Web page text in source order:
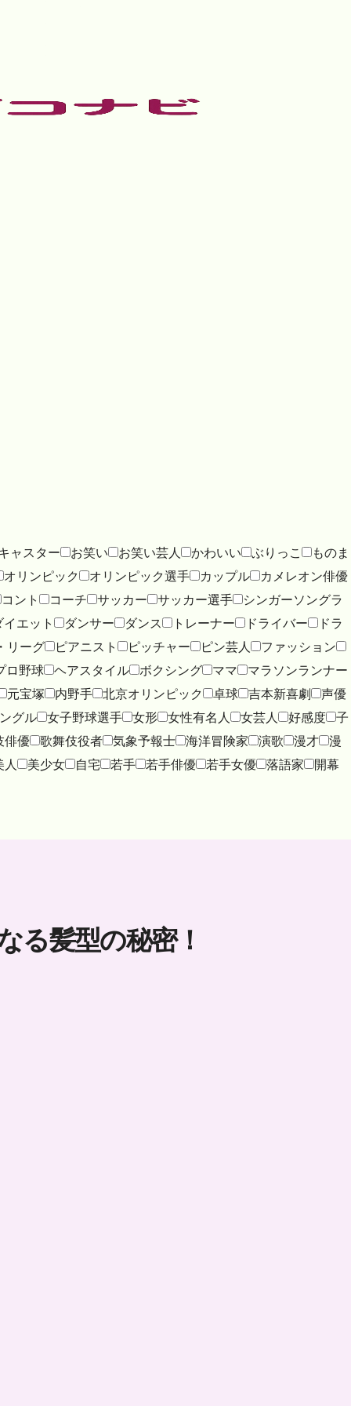
ャスター お笑い お笑い芸人 かわいい ぶりっこ
ものま
オリンピック
オリンピック選手 カップル
カメレオン俳優
コント
コーチ サッカー サッカー選手
シンガーソングラ
イエット
ダンサー ダンス トレーナー ドライバー
ドラ
リーグ
ピアニスト ピッチャー ピン芸人
ファッション
ロ野球
ヘアスタイル ボクシング ママ
マラソンランナー
元宝塚
内野手 北京オリンピック 卓球 吉本新喜劇
声優
グル
女子野球選手 女形 女性有名人 女芸人 好感度
子
俳優
歌舞伎役者 気象予報士 海洋冒険家 演歌 漫才
漫
人
美少女 自宅 若手 若手俳優 若手女優 落語家 開幕
る髪型の秘密！